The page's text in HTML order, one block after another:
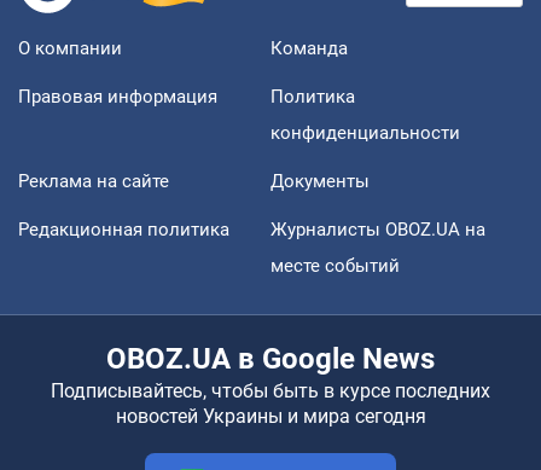
О компании Команда
Правовая информация
Политика
конфиденциальности
Реклама на сайте Документы
Редакционная политика
Журналисты OBOZ.UA на
месте событий
OBOZ.UA в Google News
Подписывайтесь, чтобы быть в курсе последних
новостей Украины и мира сегодня